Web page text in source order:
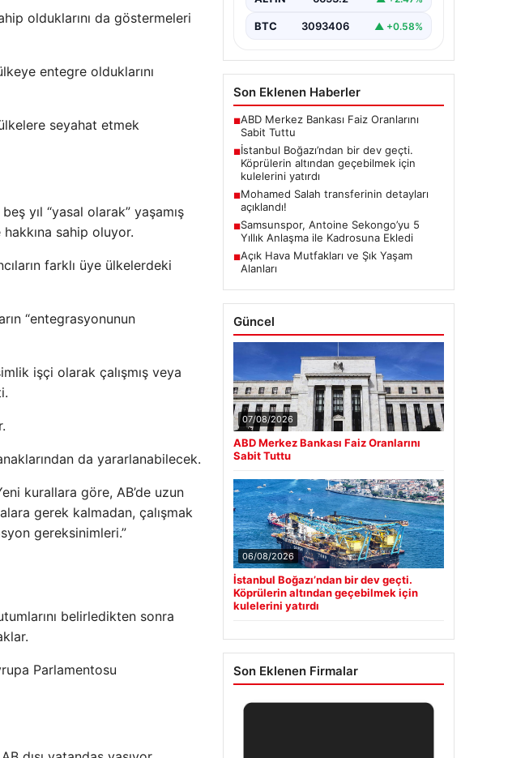
olduklarını da göstermeleri
entegre olduklarını
seyahat etmek
yıl “yasal olarak” yaşamış
sahip oluyor.
farklı üye ülkelerdeki
“entegrasyonunun
işçi olarak çalışmış veya
da yararlanabilecek.
kurallara göre, AB’de uzun
gerek kalmadan, çalışmak
gereksinimleri.”
belirledikten sonra
Parlamentosu
BTC 3093406 ▲ +0.58%
Son Eklenen Haberler
■ABD Merkez Bankası Faiz Oranlarını
Sabit Tuttu
■İstanbul Boğazı’ndan bir dev geçti.
Köprülerin altından geçebilmek için
kulelerini yatırdı
■Mohamed Salah transferinin detayları
açıklandı!
■Samsunspor, Antoine Sekongo’yu 5
Yıllık Anlaşma ile Kadrosuna Ekledi
■Açık Hava Mutfakları ve Şık Yaşam
Alanları
Güncel
07/08/2026
ABD Merkez Bankası Faiz Oranlarını
Sabit Tuttu
06/08/2026
İstanbul Boğazı’ndan bir dev geçti.
Köprülerin altından geçebilmek için
kulelerini yatırdı
Son Eklenen Firmalar